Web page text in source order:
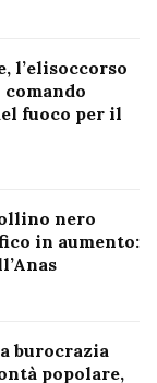
l’elisoccorso
fuoco per il
nero
in aumento:
burocrazia
popolare,